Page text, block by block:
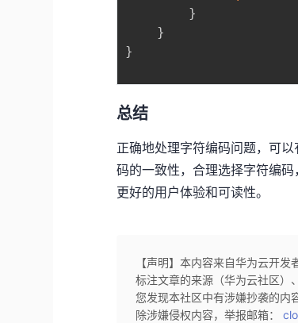
}
}
}
总结
正确地处理字符编码问题，可
码的一致性，合理选择字符编
更好的用户体验和可读性。
【声明】本内容来自华为云开
标注文章的来源（华为云社区）
您发现本社区中有涉嫌抄袭的内
除涉嫌侵权内容，举报邮箱：